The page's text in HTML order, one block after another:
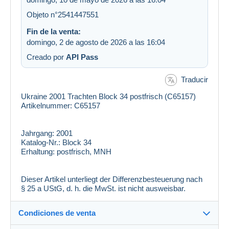
Objeto n°2541447551
Fin de la venta:
domingo, 2 de agosto de 2026 a las 16:04
Creado por API Pass
Traducir
Ukraine 2001 Trachten Block 34 postfrisch (C65157)
Artikelnummer: C65157
Jahrgang: 2001
Katalog-Nr.: Block 34
Erhaltung: postfrisch, MNH
Dieser Artikel unterliegt der Differenzbesteuerung nach
§ 25 a UStG, d. h. die MwSt. ist nicht ausweisbar.
Condiciones de venta